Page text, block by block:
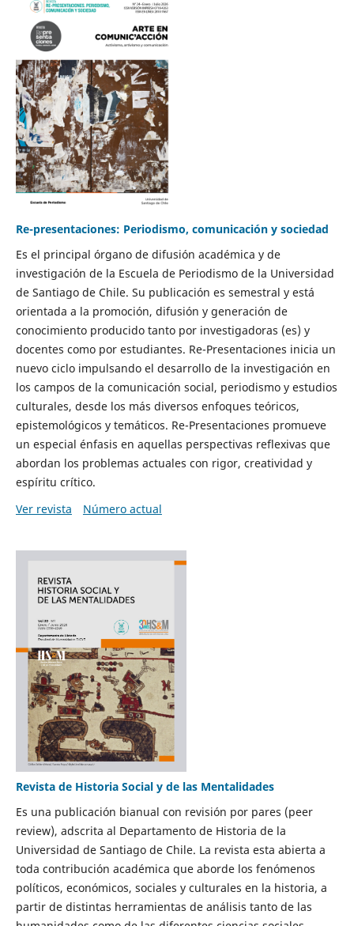
Re-presentaciones: Periodismo, comunicación y sociedad
Es el principal órgano de difusión académica y de
investigación de la Escuela de Periodismo de la Universidad
de Santiago de Chile. Su publicación es semestral y está
orientada a la promoción, difusión y generación de
conocimiento producido tanto por investigadoras (es) y
docentes como por estudiantes. Re-Presentaciones inicia un
nuevo ciclo impulsando el desarrollo de la investigación en
los campos de la comunicación social, periodismo y estudios
culturales, desde los más diversos enfoques teóricos,
epistemológicos y temáticos. Re-Presentaciones promueve
un especial énfasis en aquellas perspectivas reflexivas que
abordan los problemas actuales con rigor, creatividad y
espíritu crítico.
Ver revista
Número actual
Revista de Historia Social y de las Mentalidades
Es una publicación bianual con revisión por pares (peer
review), adscrita al Departamento de Historia de la
Universidad de Santiago de Chile. La revista esta abierta a
toda contribución académica que aborde los fenómenos
políticos, económicos, sociales y culturales en la historia, a
partir de distintas herramientas de análisis tanto de las